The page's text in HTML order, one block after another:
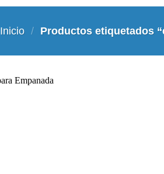
Inicio / Productos etiquetados